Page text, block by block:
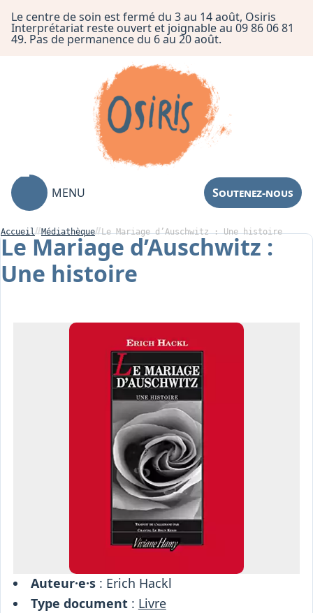
Le centre de soin est fermé du 3 au 14 août, Osiris
Interprétariat reste ouvert et joignable au 09 86 06 81
49. Pas de permanence du 6 au 20 août.
MENU Soutenez-nous
Association
Accueil Médiathèque Le Mariage d’Auschwitz : Une histoire
Le Mariage d’Auschwitz :
Une histoire
Auteur·e·s: Erich Hackl
Type document: Livre